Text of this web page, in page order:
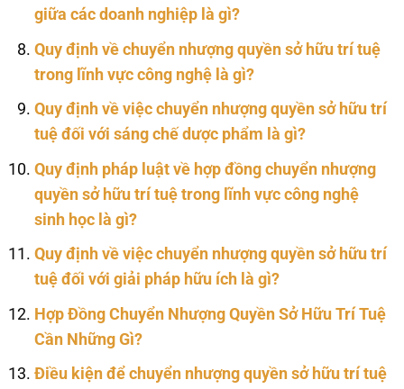
giữa các doanh nghiệp là gì?
Quy định về chuyển nhượng quyền sở hữu trí tuệ
trong lĩnh vực công nghệ là gì?
Quy định về việc chuyển nhượng quyền sở hữu trí
tuệ đối với sáng chế dược phẩm là gì?
Quy định pháp luật về hợp đồng chuyển nhượng
quyền sở hữu trí tuệ trong lĩnh vực công nghệ
sinh học là gì?
Quy định về việc chuyển nhượng quyền sở hữu trí
tuệ đối với giải pháp hữu ích là gì?
Hợp Đồng Chuyển Nhượng Quyền Sở Hữu Trí Tuệ
Cần Những Gì?
Điều kiện để chuyển nhượng quyền sở hữu trí tuệ